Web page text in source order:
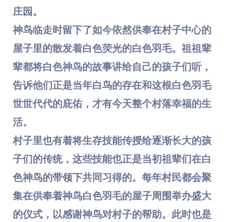
庄园。
神鸟临走时留下了如今依然供奉在村子中心的
屋子里的散发着白色荧光的白色羽毛。祖祖辈
辈都将白色神鸟的故事讲给自己的孩子们听，
告诉他们正是当年白鸟的存在和这根白色羽毛
世世代代的庇佑，才有今天整个村落幸福的生
活。
村子里也有着将生存技能传授给逐渐长大的孩
子们的传统，这些技能也正是当初祖辈们在白
色神鸟的带领下共同习得的。每年村民都会聚
集在供奉着神鸟白色羽毛的屋子周围举办盛大
的仪式，以感谢神鸟对村子的帮助。此时也是